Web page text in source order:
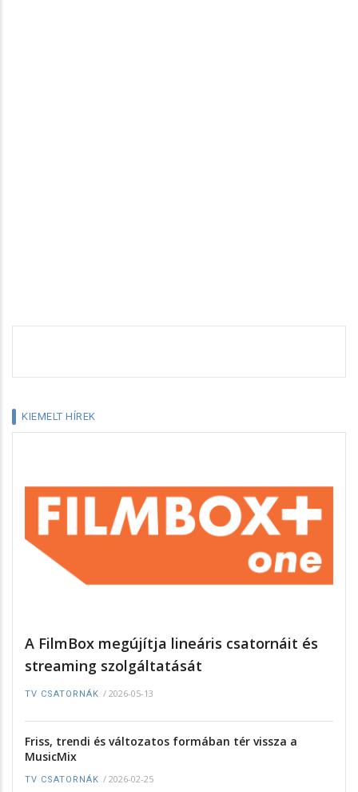
KIEMELT HÍREK
A FilmBox megújítja lineáris csatornáit és
streaming szolgáltatását
TV CSATORNÁK / 2026-05-13
Friss, trendi és változatos formában tér vissza a
MusicMix
TV CSATORNÁK / 2026-02-25